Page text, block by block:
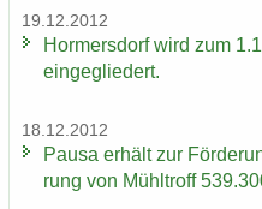
19.12.2012
Hor­mers­dorf wird zum
ein­ge­glie­dert.
18.12.2012
Pausa er­hält zur
rung von Mühl­troff